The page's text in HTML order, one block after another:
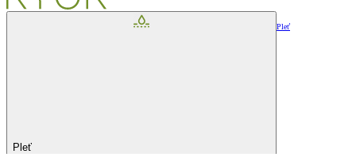
Pleť
Pleť